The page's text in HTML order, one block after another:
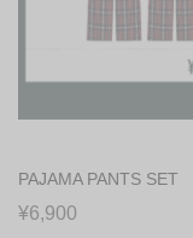
PAJAMA PANTS SET
¥6,900